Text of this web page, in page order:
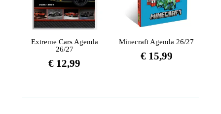
Extreme Cars Agenda
26/27
€ 12,99
Minecraft Agenda 26/27
€15,99